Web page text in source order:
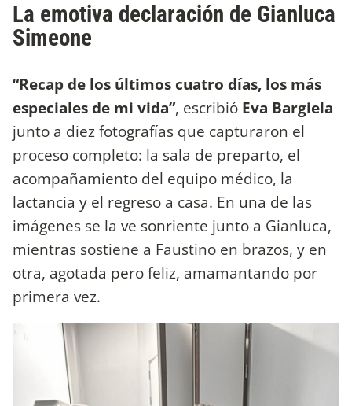
La emotiva declaración de Gianluca
Simeone
“Recap de los últimos cuatro días, los más
especiales de mi vida”, escribió Eva Bargiela
junto a diez fotografías que capturaron el
proceso completo: la sala de preparto, el
acompañamiento del equipo médico, la
lactancia y el regreso a casa. En una de las
imágenes se la ve sonriente junto a Gianluca,
mientras sostiene a Faustino en brazos, y en
otra, agotada pero feliz, amamantando por
primera vez.